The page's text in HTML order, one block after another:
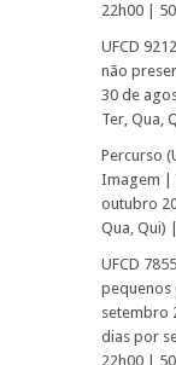
22h00 |
UFCD
não
30 de
Ter, Qua,
Percurso
Imagem |
outubro
Qua, Qui)
UFCD
pequenos
setembro
dias por
22h00 |